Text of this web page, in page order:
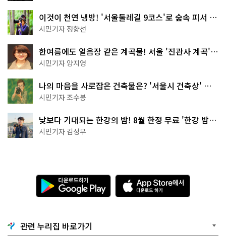
이것이 천연 냉방! '서울둘레길 9코스'로 숲속 피서 떠
나볼까
시민기자 정향선
한여름에도 얼음장 같은 계곡물! 서울 '진관사 계곡'이
천국이네~
시민기자 양지영
나의 마음을 사로잡은 건축물은? '서울시 건축상' 수
상작 공개!
시민기자 조수봉
낮보다 기대되는 한강의 밤! 8월 한정 무료 '한강 밤
핑' 예약은?
시민기자 김성무
다
운
로
기
G
A
p
p
관련 누리집 바로가기